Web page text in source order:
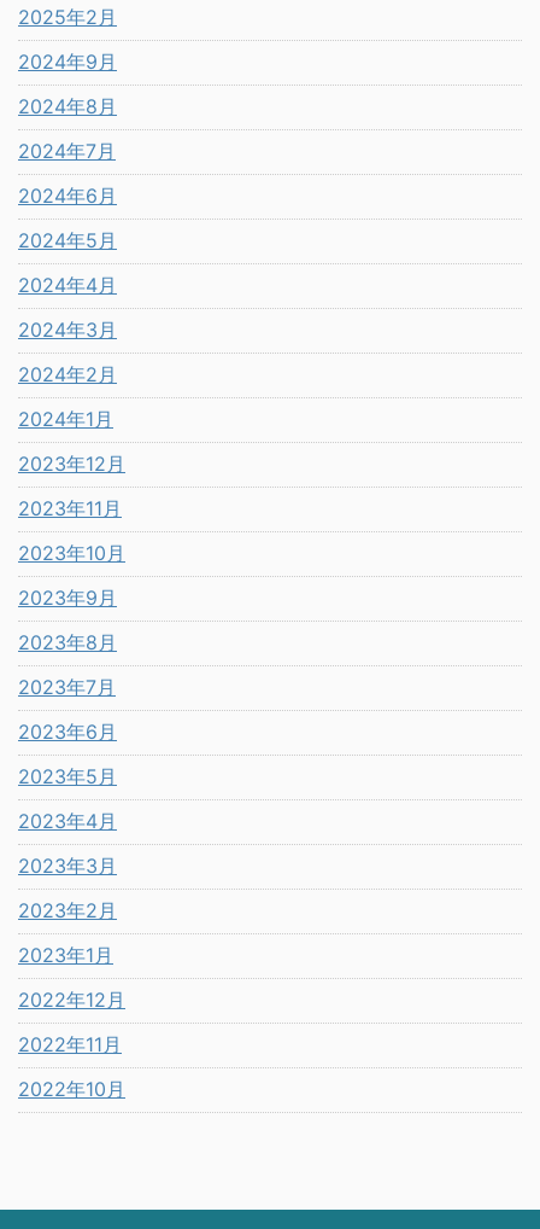
2025年2月
2024年9月
2024年8月
2024年7月
2024年6月
2024年5月
2024年4月
2024年3月
2024年2月
2024年1月
2023年12月
2023年11月
2023年10月
2023年9月
2023年8月
2023年7月
2023年6月
2023年5月
2023年4月
2023年3月
2023年2月
2023年1月
2022年12月
2022年11月
2022年10月